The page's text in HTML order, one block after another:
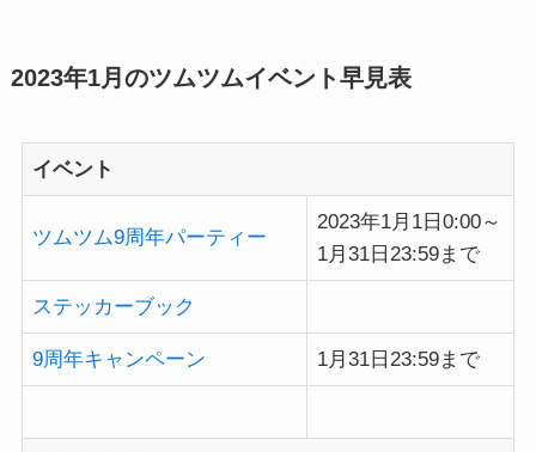
2023年1月のツムツムイベント早見表
イベント
ツムツム9周年パーティー
2023年1月1日0:00～
1月31日23:59まで
ステッカーブック
9周年キャンペーン 1月31日23:59まで